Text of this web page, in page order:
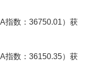
指数：36750.01）获
指数：36150.35）获